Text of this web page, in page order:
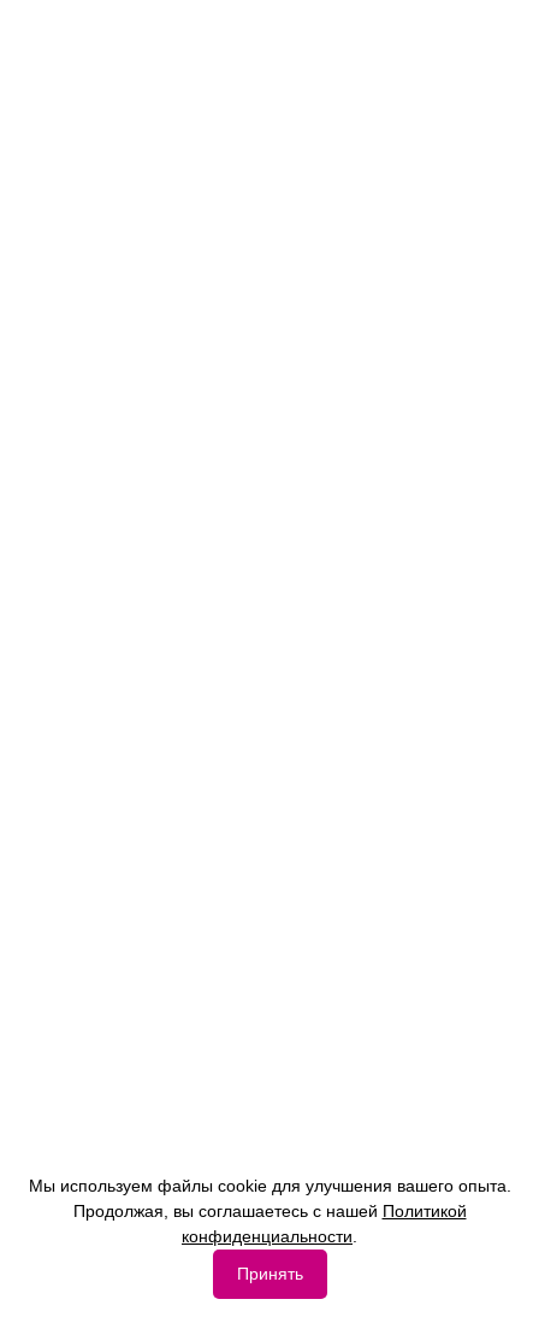
Мы используем файлы cookie для улучшения вашего опыта.
Продолжая, вы соглашаетесь с нашей Политикой
конфиденциальности
Принять